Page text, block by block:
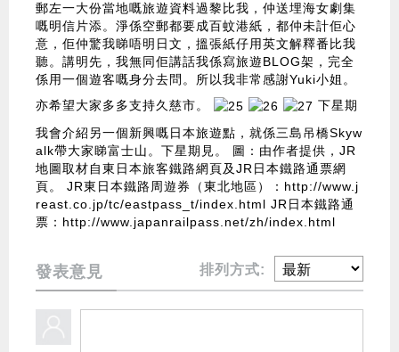
郵左一大份當地嘅旅遊資料過黎比我，仲送埋海女劇集
嘅明信片添。淨係空郵都要成百蚊港紙，都仲未計佢心
意，佢仲驚我睇唔明日文，搵張紙仔用英文解釋番比我
聽。講明先，我無同佢講話我係寫旅遊BLOG架，完全
係用一個遊客嘅身分去問。所以我非常感謝Yuki小姐。
亦希望大家多多支持久慈市。
下星期
我會介紹另一個新興嘅日本旅遊點，就係三島吊橋Skyw
alk帶大家睇富士山。下星期見。 圖：由作者提供，JR
地圖取材自東日本旅客鐵路網頁及JR日本鐵路通票網
頁。 JR東日本鐵路周遊券（東北地區）： http://www.j
reast.co.jp/tc/eastpass_t/index.html JR日本鐵路通
票： http://www.japanrailpass.net/zh/index.html
發表意見 排列方式: